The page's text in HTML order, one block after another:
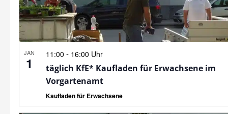
JAN
1
11:00 - 16:00 Uhr
täglich KfE* Kaufladen für Erwachsene im
Vorgartenamt
Kaufladen für Erwachsene